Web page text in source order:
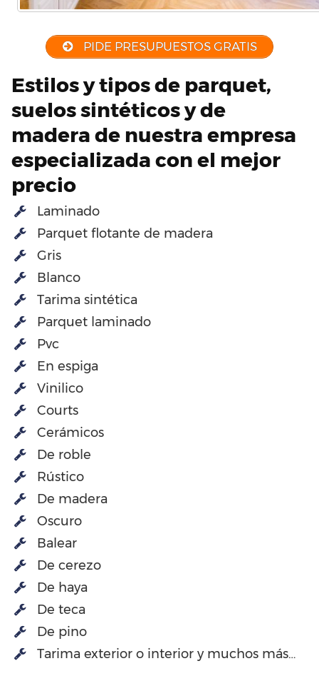
PIDE PRESUPUESTOS GRATIS
Estilos y tipos de parquet,
suelos sintéticos y de
madera de nuestra empresa
especializada con el mejor
precio
Laminado
Parquet flotante de madera
Gris
Blanco
Tarima sintética
Parquet laminado
Pvc
En espiga
Vinilico
Courts
Cerámicos
De roble
Rústico
De madera
Oscuro
Balear
De cerezo
De haya
De teca
De pino
Tarima exterior o interior y muchos más…